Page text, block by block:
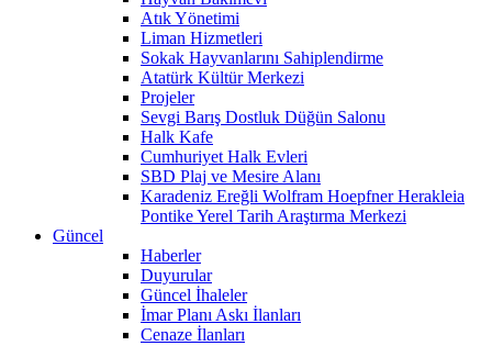
Atık Yönetimi
Liman Hizmetleri
Sokak Hayvanlarını Sahiplendirme
Atatürk Kültür Merkezi
Projeler
Sevgi Barış Dostluk Düğün Salonu
Halk Kafe
Cumhuriyet Halk Evleri
SBD Plaj ve Mesire Alanı
Karadeniz Ereğli Wolfram Hoepfner Herakleia
Pontike Yerel Tarih Araştırma Merkezi
Güncel
Haberler
Duyurular
Güncel İhaleler
İmar Planı Askı İlanları
Cenaze İlanları